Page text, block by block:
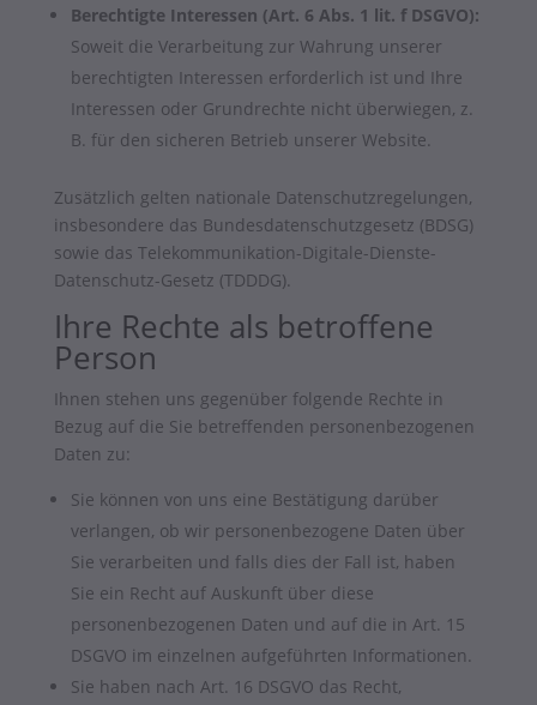
Berechtigte Interessen (Art. 6 Abs. 1 lit. f DSGVO):
Soweit die Verarbeitung zur Wahrung unserer
berechtigten Interessen erforderlich ist und Ihre
Interessen oder Grundrechte nicht überwiegen, z.
B. für den sicheren Betrieb unserer Website.
Zusätzlich gelten nationale Datenschutzregelungen,
insbesondere das Bundesdatenschutzgesetz (BDSG)
sowie das Telekommunikation-Digitale-Dienste-
Datenschutz-Gesetz (TDDDG).
Ihre Rechte als betroffene
Person
Ihnen stehen uns gegenüber folgende Rechte in
Bezug auf die Sie betreffenden personenbezogenen
Daten zu:
Sie können von uns eine Bestätigung darüber
verlangen, ob wir personenbezogene Daten über
Sie verarbeiten und falls dies der Fall ist, haben
Sie ein Recht auf Auskunft über diese
personenbezogenen Daten und auf die in Art. 15
DSGVO im einzelnen aufgeführten Informationen.
Sie haben nach Art. 16 DSGVO das Recht,